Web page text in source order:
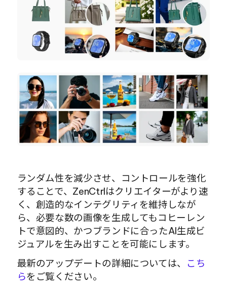
ランダム性を減少させ、コントロールを強化
することで、ZenCtrlはクリエイターがより速
く、創造的なインテグリティを維持しなが
ら、必要な数の画像を生成してもコヒーレン
トで意図的、かつブランドに合ったAI生成ビ
ジュアルを生み出すことを可能にします。
最新のアップデートの詳細については、
こち
らをご覧ください。